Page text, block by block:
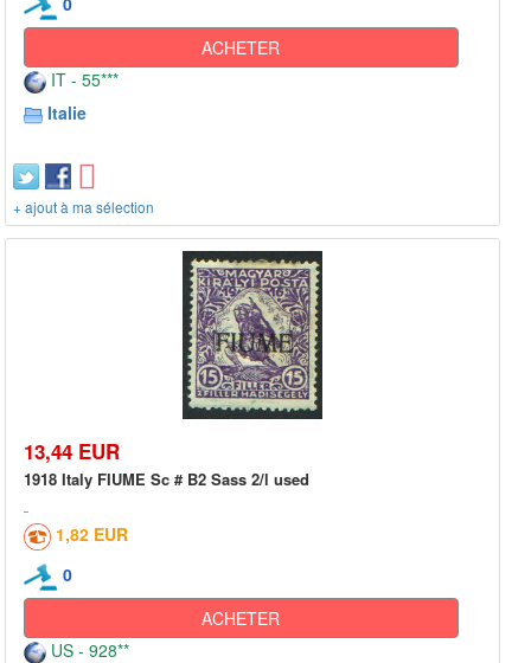
ACHETER
IT - 55***
Italie
+ ajout à ma sélection
13,44 EUR
1918 Italy FIUME Sc # B2 Sass 2/l used
1,82 EUR
0
ACHETER
US - 928**